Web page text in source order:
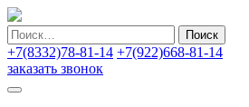
Найти:
+7(8332)78-81-14 +7(922)668-81-14
заказать звонок